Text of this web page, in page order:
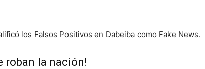
los Falsos Positivos en Dabeiba como Fake News.
roban la nación!